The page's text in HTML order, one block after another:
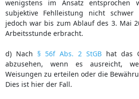
wenigstens im Ansatz entsprochen
subjektive Fehlleistung nicht
jedoch war bis zum Ablauf des 3. Mai
Arbeitsstunde erbracht.
d) Nach § 56f Abs. 2 StGBhat das
abzusehen, wenn es ausreicht,
Weisungen zu erteilen oder die
Dies ist hier der Fall.